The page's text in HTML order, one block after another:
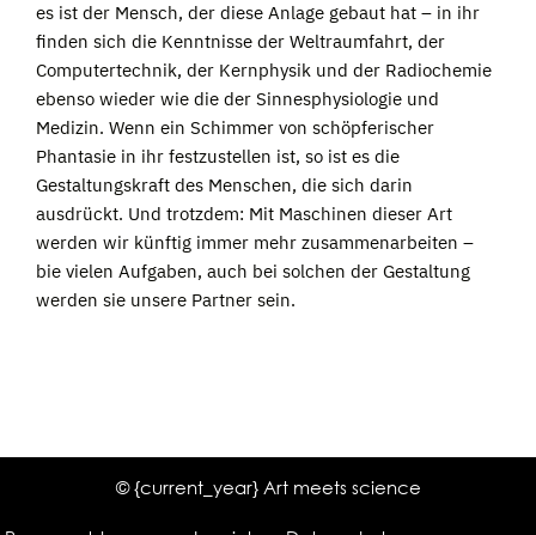
es ist der Mensch, der diese Anlage gebaut hat – in ihr
finden sich die Kenntnisse der Weltraumfahrt, der
Computertechnik, der Kernphysik und der Radiochemie
ebenso wieder wie die der Sinnesphysiologie und
Medizin. Wenn ein Schimmer von schöpferischer
Phantasie in ihr festzustellen ist, so ist es die
Gestaltungskraft des Menschen, die sich darin
ausdrückt. Und trotzdem: Mit Maschinen dieser Art
werden wir künftig immer mehr zusammenarbeiten –
bie vielen Aufgaben, auch bei solchen der Gestaltung
werden sie unsere Partner sein.
© {current_year} Art meets science